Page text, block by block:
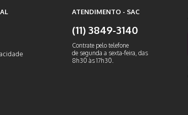
ATENDIMENTO - SAC
(11) 3849-3140
Contrate pelo telefone
de segunda a sexta-feira, das
8h30 às 17h30.